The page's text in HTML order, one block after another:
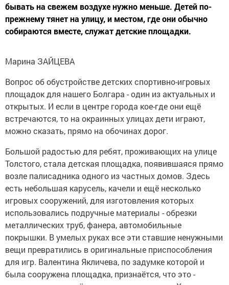
бывать на свежем воздухе нужно меньше. Детей по-
прежнему тянет на улицу, и местом, где они обычно
собираются вместе, служат детские площадки.
Марина ЗАЙЦЕВА
Вопрос об обустройстве детских спортивно-игровых
площадок для нашего Болгара - один из актуальных и
открытых. И если в центре города кое-где они ещё
встречаются, то на окраинных улицах дети играют,
можно сказать, прямо на обочинах дорог.
Большой радостью для ребят, проживающих на улице
Толстого, стала детская площадка, появившаяся прямо
возле палисадника одного из частных домов. Здесь
есть небольшая карусель, качели и ещё несколько
игровых сооружений, для изготовления которых
использовались подручные материалы - обрезки
металлических труб, фанера, автомобильные
покрышки. В умелых руках все эти ставшие ненужными
вещи превратились в оригинальные приспособления
для игр. Валентина Якличева, по задумке которой и
была сооружена площадка, признаётся, что это -